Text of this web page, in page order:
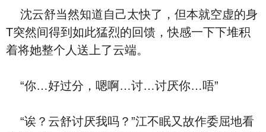
沈云舒当然知道自己太快了，但本就空虚的身
T突然间得到如此猛烈的回馈，快感一下下堆积
着将她整个人送上了云端。
“你…好过分，嗯啊…讨…讨厌你…唔”
“诶？云舒讨厌我吗？”江不眠又故作委屈地看